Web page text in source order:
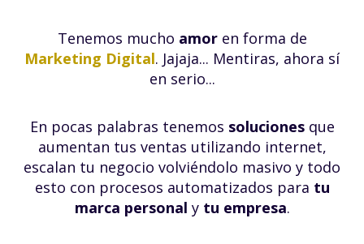
Tenemos mucho amoren forma de
Marketing Digital. Jajaja... Mentiras, ahora sí
en serio...
En pocas palabras tenemos solucionesque
aumentan tus ventas utilizando internet,
escalan tu negocio volviéndolo masivo y todo
esto con procesos automatizados para tu
marca personal y tu empresa.